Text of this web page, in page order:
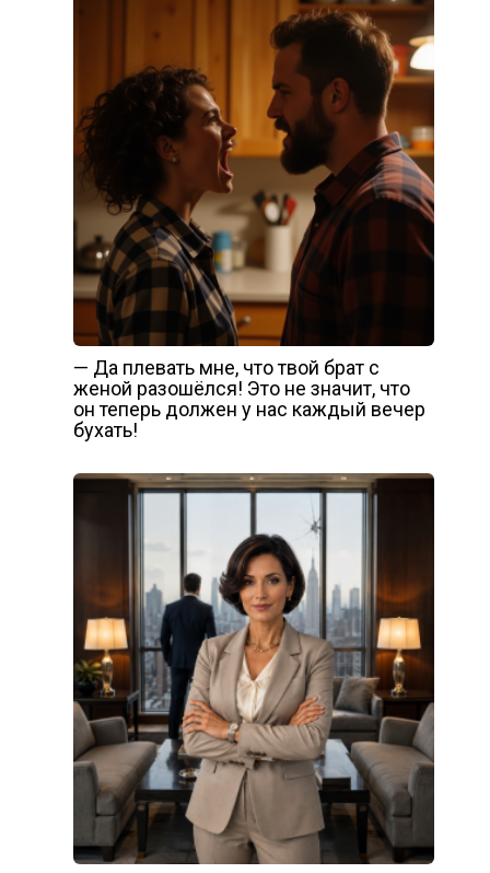
— Да плевать мне, что твой брат с
женой разошёлся! Это не значит, что
он теперь должен у нас каждый вечер
бухать!